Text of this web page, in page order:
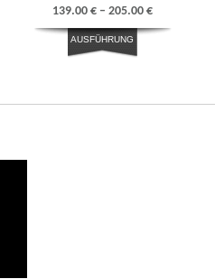
139.00 €– 205.00 €
AUSFÜHRUNG